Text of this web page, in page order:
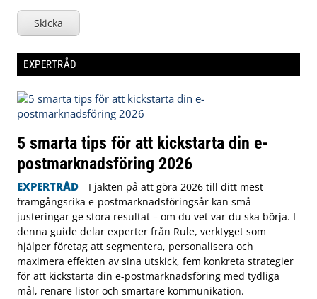
Skicka
EXPERTRÅD
5 smarta tips för att kickstarta din e-
postmarknadsföring 2026
EXPERTRÅD
I jakten på att göra 2026 till ditt mest
framgångsrika e-postmarknadsföringsår kan små
justeringar ge stora resultat – om du vet var du ska börja. I
denna guide delar experter från Rule, verktyget som
hjälper företag att segmentera, personalisera och
maximera effekten av sina utskick, fem konkreta strategier
för att kickstarta din e-postmarknadsföring med tydliga
mål, renare listor och smartare kommunikation.